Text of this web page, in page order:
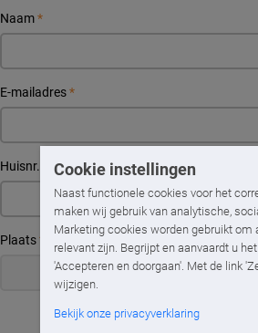
Cookie instellingen
Naast functionele cookies voor het
maken wij gebruik van analytische,
Marketing cookies worden gebruikt om
relevant zijn. Begrijpt en aanvaardt u
'Accepteren en doorgaan'. Met de link
wijzigen.
Bekijk onze privacyverklaring
Naam*
E-mailadres*
Huisnr.
Plaats*